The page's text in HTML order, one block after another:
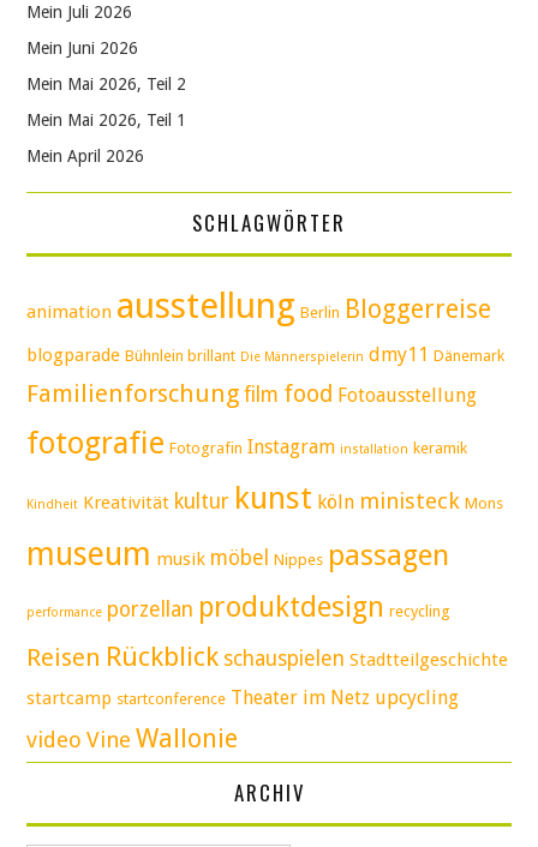
Mein Juli 2026
Mein Juni 2026
Mein Mai 2026, Teil 2
Mein Mai 2026, Teil 1
Mein April 2026
SCHLAGWÖRTER
animation ausstellung Berlin Bloggerreise
blogparade Bühnlein brillant Die Männerspielerin dmy11 Dänemark
Familienforschung film food Fotoausstellung
fotografie Fotografin Instagram installation keramik
Kindheit Kreativität kultur kunst köln ministeck Mons
museum musik möbel Nippes passagen
performance porzellan produktdesign recycling
Reisen Rückblick schauspielen Stadtteilgeschichte
startcamp startconference Theater im Netz upcycling
video Vine Wallonie
ARCHIV